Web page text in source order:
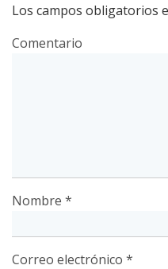
Los campos obligatorios
Comentario
Nombre *
Correo electrónico *